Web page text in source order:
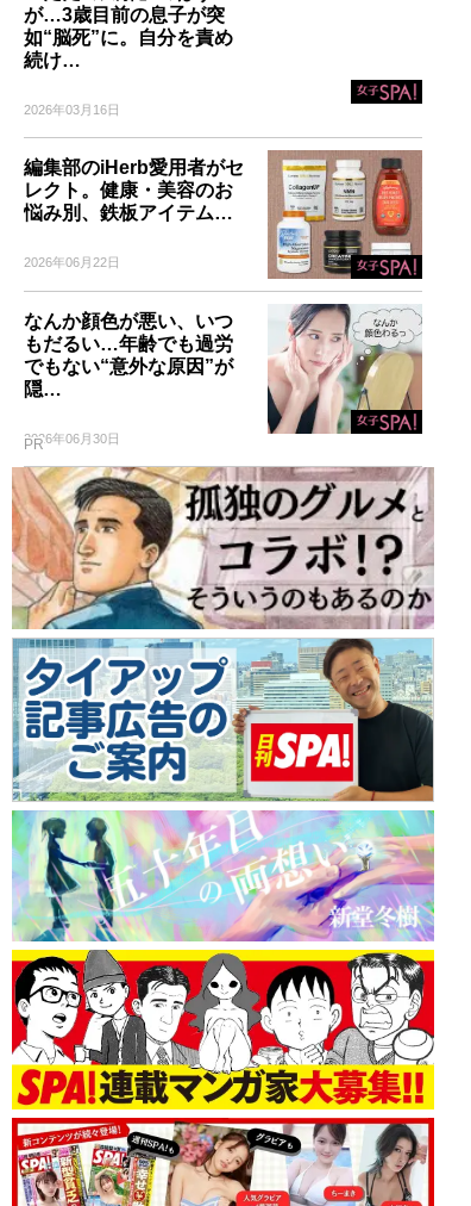
が…3歳目前の息子が突
如“脳死”に。自分を責め
続け…
2026年03月16日
編集部のiHerb愛用者がセ
レクト。健康・美容のお
悩み別、鉄板アイテム…
2026年06月22日
なんか顔色が悪い、いつ
もだるい…年齢でも過労
でもない“意外な原因”が
隠…
2026年06月30日
PR